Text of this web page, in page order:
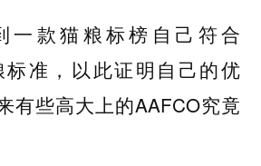
一款猫粮标榜自己符合
标准，以此证明自己的优
有些高大上的AAFCO究竟